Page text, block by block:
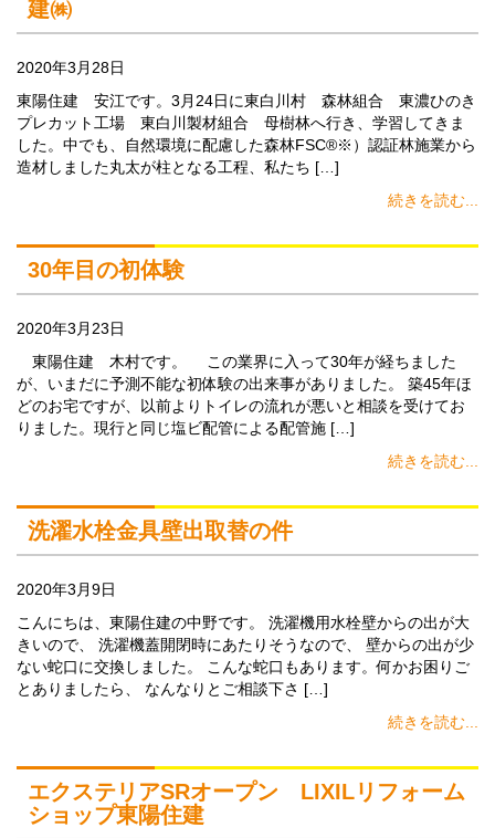
建㈱
2020年3月28日
東陽住建 安江です。3月24日に東白川村 森林組合 東濃ひのき
プレカット工場 東白川製材組合 母樹林へ行き、学習してきま
した。中でも、自然環境に配慮した森林FSC®※）認証林施業から
造材しました丸太が柱となる工程、私たち […]
続きを読む...
30年目の初体験
2020年3月23日
東陽住建 木村です。 この業界に入って30年が経ちました
が、いまだに予測不能な初体験の出来事がありました。 築45年ほ
どのお宅ですが、以前よりトイレの流れが悪いと相談を受けてお
りました。現行と同じ塩ビ配管による配管施 […]
続きを読む...
洗濯水栓金具壁出取替の件
2020年3月9日
こんにちは、東陽住建の中野です。 洗濯機用水栓壁からの出が大
きいので、 洗濯機蓋開閉時にあたりそうなので、 壁からの出が少
ない蛇口に交換しました。 こんな蛇口もあります。何かお困りご
とありましたら、 なんなりとご相談下さ […]
続きを読む...
エクステリアSRオープン LIXILリフォーム
ショップ東陽住建